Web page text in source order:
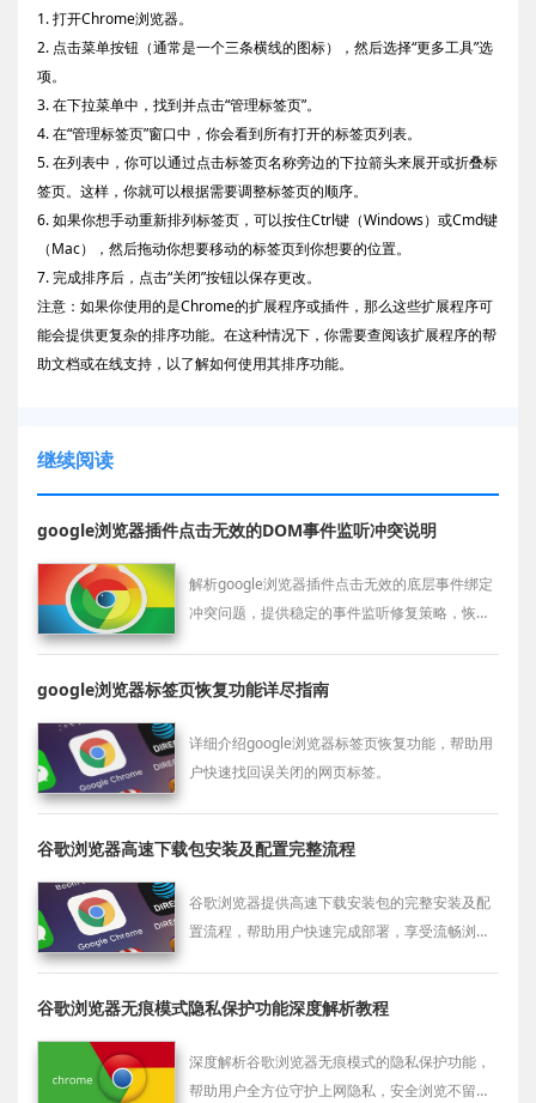
1. 打开Chrome浏览器。
2. 点击菜单按钮（通常是一个三条横线的图标），然后选择“更多工具”选
项。
3. 在下拉菜单中，找到并点击“管理标签页”。
4. 在“管理标签页”窗口中，你会看到所有打开的标签页列表。
5. 在列表中，你可以通过点击标签页名称旁边的下拉箭头来展开或折叠标
签页。这样，你就可以根据需要调整标签页的顺序。
6. 如果你想手动重新排列标签页，可以按住Ctrl键（Windows）或Cmd键
（Mac），然后拖动你想要移动的标签页到你想要的位置。
7. 完成排序后，点击“关闭”按钮以保存更改。
注意：如果你使用的是Chrome的扩展程序或插件，那么这些扩展程序可
能会提供更复杂的排序功能。在这种情况下，你需要查阅该扩展程序的帮
助文档或在线支持，以了解如何使用其排序功能。
继续阅读
google浏览器插件点击无效的DOM事件监听冲突说明
解析google浏览器插件点击无效的底层事件绑定
冲突问题，提供稳定的事件监听修复策略，恢复
google浏览器标签页恢复功能详尽指南
详细介绍google浏览器标签页恢复功能，帮助用
户快速找回误关闭的网页标签。
谷歌浏览器高速下载包安装及配置完整流程
谷歌浏览器提供高速下载安装包的完整安装及配
置流程，帮助用户快速完成部署，享受流畅浏览
谷歌浏览器无痕模式隐私保护功能深度解析教程
深度解析谷歌浏览器无痕模式的隐私保护功能，
帮助用户全方位守护上网隐私，安全浏览不留痕